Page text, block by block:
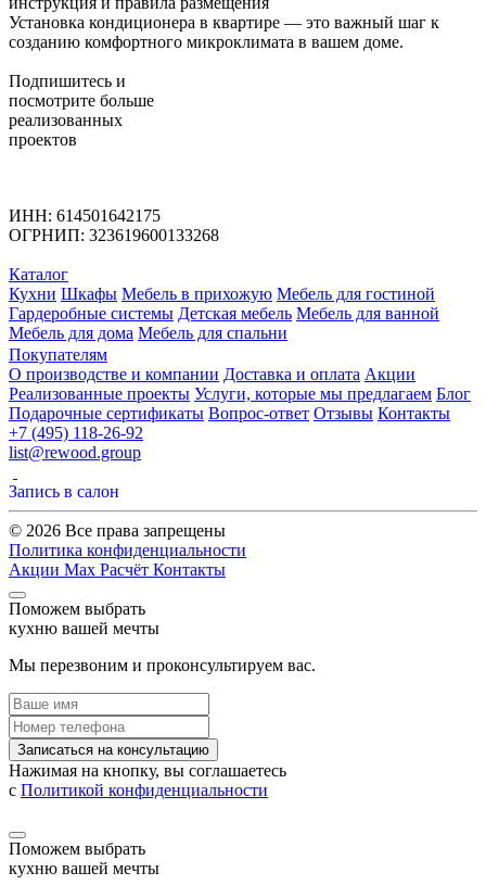
Установка кондиционера в квартире — это важный шаг к
созданию комфортного микроклимата в вашем доме.
Подпишитесь и
посмотрите больше
реализованных
проектов
ИНН: 614501642175
ОГРНИП: 323619600133268
Каталог
Кухни Шкафы Мебель в прихожую Мебель для гостиной
Гардеробные системы Детская мебель Мебель для ванной
Мебель для дома Мебель для спальни
Покупателям
О производстве и компании Доставка и оплата Акции
Реализованные проекты Услуги, которые мы предлагаем Блог
Подарочные сертификаты Вопрос-ответ Отзывы Контакты
+7 (495) 118-26-92
list@rewood.group
Запись в салон
© 2026 Все права запрещены
Политика конфиденциальности
Акции Max Расчёт Контакты
Поможем выбрать
кухню вашей мечты
Мы перезвоним и проконсультируем вас.
Записаться на консультацию
Нажимая на кнопку, вы соглашаетесь
с Политикой конфиденциальности
Поможем выбрать
кухню вашей мечты